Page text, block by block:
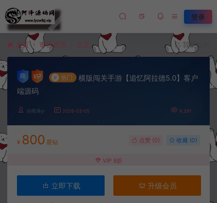
登录
首页 寄售资源 正文 我要投稿
# 热门
横版闯关手游【追忆阿拉德5.0】客户
端源码
冷雨泽ღ 2026-03-05 4,291
¥ 800 星钻 点赞 (0) 收藏 (0)
VIP 8折
立即下载 升级会员